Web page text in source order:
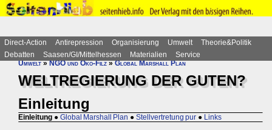
Direct-Action Antirepression Organisierung Umwelt
Theorie&Politik
Debatten
Saasen/GI/Mittelhessen Materialien
Service
Umwelt»NGO und Öko-Filz»Global Marshall Plan
WELTREGIERUNG DER GUTEN?
Einleitung
Einleitung ● Global Marshall Plan ● Stellvertretung pur ● Links